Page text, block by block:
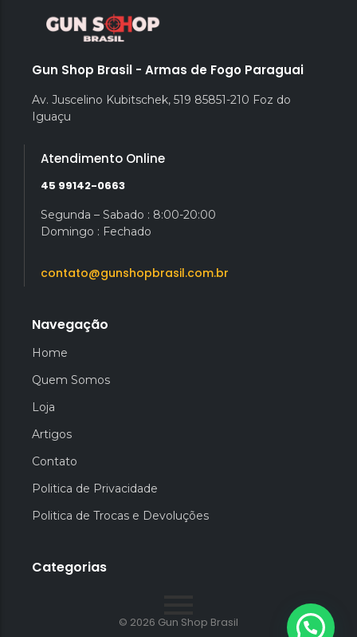
Gun Shop Brasil - Armas de Fogo Paraguai
Av. Juscelino Kubitschek, 519 85851-210 Foz do
Iguaçu
Atendimento Online
45 99142-0663
Segunda – Sabado : 8:00-20:00
Domingo : Fechado
contato@gunshopbrasil.com.br
Navegação
Home
Quem Somos
Loja
Artigos
Contato
Politica de Privacidade
Politica de Trocas e Devoluções
Categorias
© 2026 Gun Shop Brasil